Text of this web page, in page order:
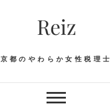
Reiz
京都のやわらか女性税理士